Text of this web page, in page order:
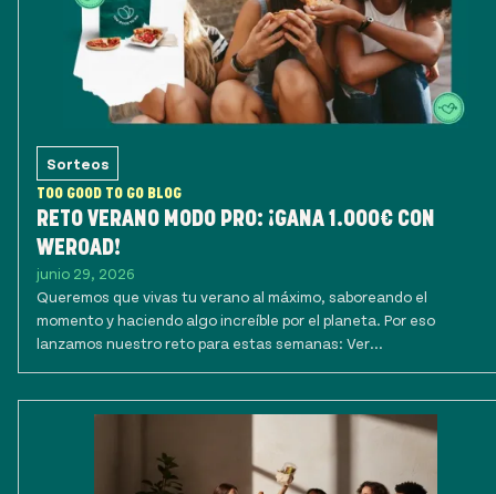
Sorteos
TOO GOOD TO GO BLOG
RETO VERANO MODO PRO: ¡GANA 1.000€ CON
WEROAD!
junio 29, 2026
Queremos que vivas tu verano al máximo, saboreando el
momento y haciendo algo increíble por el planeta. Por eso
lanzamos nuestro reto para estas semanas: Ver...